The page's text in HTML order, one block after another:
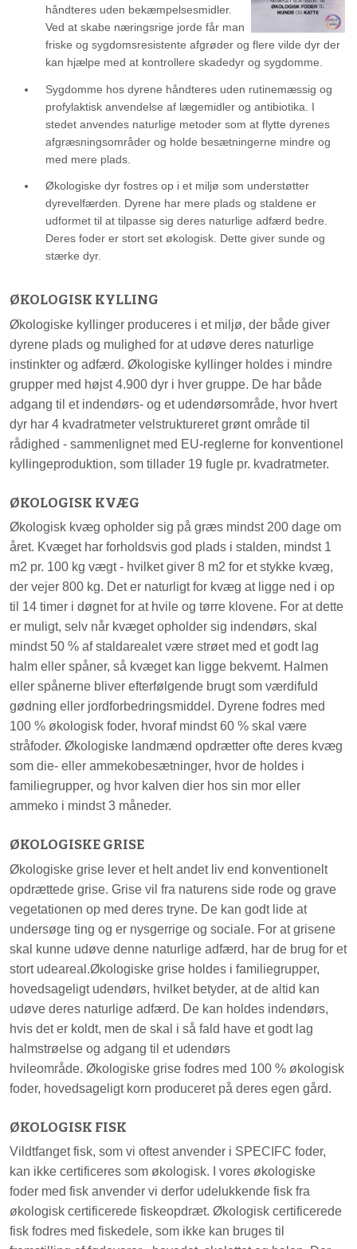
håndteres uden bekæmpelsesmidler.
Ved at skabe næringsrige jorde får man
friske og sygdomsresistente afgrøder og flere vilde dyr der
kan hjælpe med at kontrollere skadedyr og sygdomme.
Sygdomme hos dyrene håndteres uden rutinemæssig og
profylaktisk anvendelse af lægemidler og antibiotika. I
stedet anvendes naturlige metoder som at flytte dyrenes
afgræsningsområder og holde besætningerne mindre og
med mere plads.
Økologiske dyr fostres op i et miljø som understøtter
dyrevelfærden. Dyrene har mere plads og staldene er
udformet til at tilpasse sig deres naturlige adfærd bedre.
Deres foder er stort set økologisk. Dette giver sunde og
stærke dyr.
ØKOLOGISK KYLLING
Økologiske kyllinger produceres i et miljø, der både giver
dyrene plads og mulighed for at udøve deres naturlige
instinkter og adfærd. Økologiske kyllinger holdes i mindre
grupper med højst 4.900 dyr i hver gruppe. De har både
adgang til et indendørs- og et udendørsområde, hvor hvert
dyr har 4 kvadratmeter velstruktureret grønt område til
rådighed - sammenlignet med EU-reglerne for konventionel
kyllingeproduktion, som tillader 19 fugle pr. kvadratmeter.
ØKOLOGISK KVÆG
Økologisk kvæg opholder sig på græs mindst 200 dage om
året. Kvæget har forholdsvis god plads i stalden, mindst 1
m2 pr. 100 kg vægt - hvilket giver 8 m2 for et stykke kvæg,
der vejer 800 kg. Det er naturligt for kvæg at ligge ned i op
til 14 timer i døgnet for at hvile og tørre klovene. For at dette
er muligt, selv når kvæget opholder sig indendørs, skal
mindst 50 % af staldarealet være strøet med et godt lag
halm eller spåner, så kvæget kan ligge bekvemt. Halmen
eller spånerne bliver efterfølgende brugt som værdifuld
gødning eller jordforbedringsmiddel. Dyrene fodres med
100 % økologisk foder, hvoraf mindst 60 % skal være
stråfoder. Økologiske landmænd opdrætter ofte deres kvæg
som die- eller ammekobesætninger, hvor de holdes i
familiegrupper, og hvor kalven dier hos sin mor eller
ammeko i mindst 3 måneder.
ØKOLOGISKE GRISE
Økologiske grise lever et helt andet liv end konventionelt
opdrættede grise. Grise vil fra naturens side rode og grave
vegetationen op med deres tryne. De kan godt lide at
undersøge ting og er nysgerrige og sociale. For at grisene
skal kunne udøve denne naturlige adfærd, har de brug for et
stort udeareal.Økologiske grise holdes i familiegrupper,
hovedsageligt udendørs, hvilket betyder, at de altid kan
udøve deres naturlige adfærd. De kan holdes indendørs,
hvis det er koldt, men de skal i så fald have et godt lag
halmstrøelse og adgang til et udendørs
hvileområde. Økologiske grise fodres med 100 % økologisk
foder, hovedsageligt korn produceret på deres egen gård.
ØKOLOGISK FISK
Vildtfanget fisk, som vi oftest anvender i SPECIFC foder,
kan ikke certificeres som økologisk. I vores økologiske
foder med fisk anvender vi derfor udelukkende fisk fra
økologisk certificerede fiskeopdræt. Økologisk certificerede
fisk fodres med fiskedele, som ikke kan bruges til